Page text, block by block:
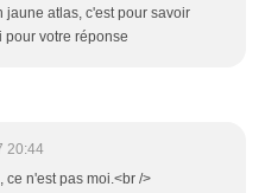
jaune atlas, c'est pour savoir
pour votre réponse
20:44
ce n'est pas moi.<br />